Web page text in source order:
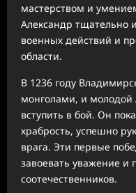
мастерством и
Александр тщательно
военных действий и
области.
В 1236 году
монголами, и
вступить в бой. Он
храбрость, успешно
врага. Эти первые
завоевать уважение и
соотечественников.